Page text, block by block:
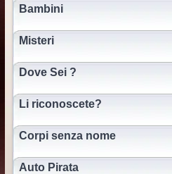
Bambini
Misteri
Dove Sei ?
Li riconoscete?
Corpi senza nome
Auto Pirata